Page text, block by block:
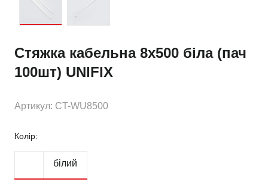
Стяжка кабельна 8х500 біла (пач
100шт) UNIFIX
Артикул: CT-WU8500
Колір:
білий